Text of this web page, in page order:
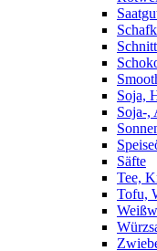
Soja,
Soja-,
Säfte
Tee,
Tofu,